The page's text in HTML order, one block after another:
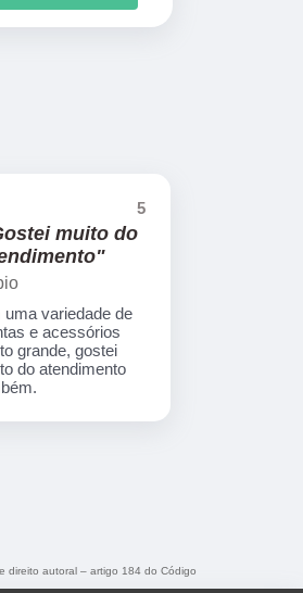
5
muito do
uma variedade de
e acessórios
grande, gostei
do atendimento
direito autoral – artigo 184 do Código